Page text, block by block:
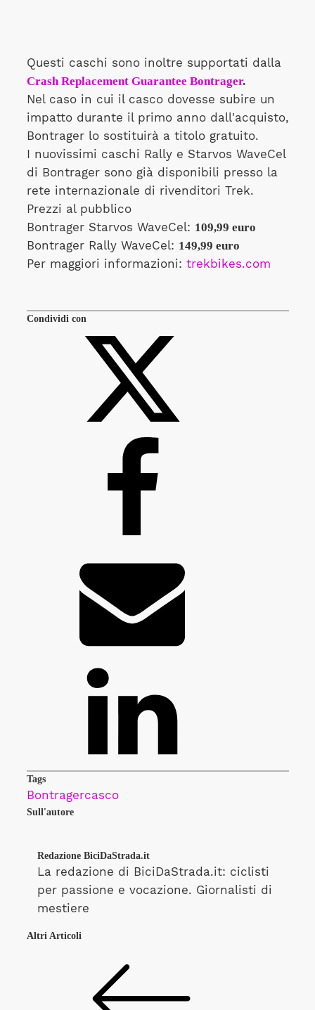
Questi caschi sono inoltre supportati dalla
Crash Replacement Guarantee Bontrager.
Nel caso in cui il casco dovesse subire un
impatto durante il primo anno dall'acquisto,
Bontrager lo sostituirà a titolo gratuito.
I nuovissimi caschi Rally e Starvos WaveCel
di Bontrager sono già disponibili presso la
rete internazionale di rivenditori Trek.
Prezzi al pubblico
Bontrager Starvos WaveCel: 109,99 euro
Bontrager Rally WaveCel: 149,99 euro
Per maggiori informazioni: trekbikes.com
Condividi con
Tags
Bontragercasco
Sull'autore
Redazione BiciDaStrada.it
La redazione di BiciDaStrada.it: ciclisti
per passione e vocazione. Giornalisti di
mestiere
Altri Articoli